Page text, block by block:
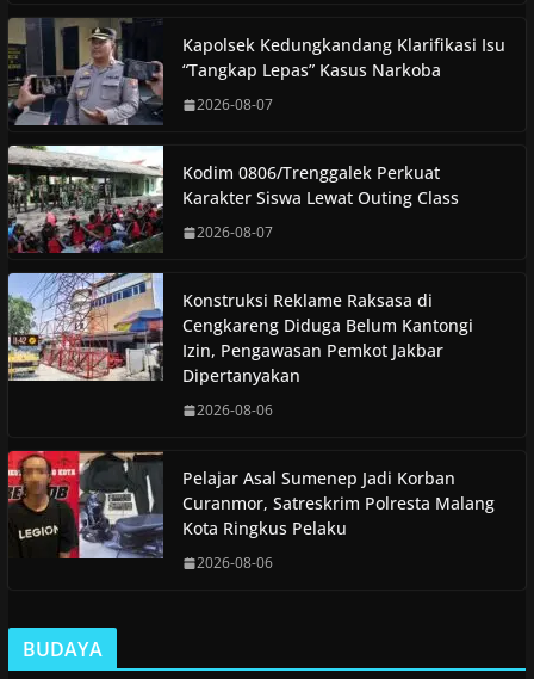
Kapolsek Kedungkandang Klarifikasi Isu
“Tangkap Lepas” Kasus Narkoba
2026-08-07
Kodim 0806/Trenggalek Perkuat
Karakter Siswa Lewat Outing Class
2026-08-07
Konstruksi Reklame Raksasa di
Cengkareng Diduga Belum Kantongi
Izin, Pengawasan Pemkot Jakbar
Dipertanyakan
2026-08-06
Pelajar Asal Sumenep Jadi Korban
Curanmor, Satreskrim Polresta Malang
Kota Ringkus Pelaku
2026-08-06
BUDAYA